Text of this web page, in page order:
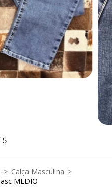
5
> Calça Masculina >
MEDIO